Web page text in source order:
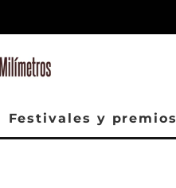
Festivales y premios